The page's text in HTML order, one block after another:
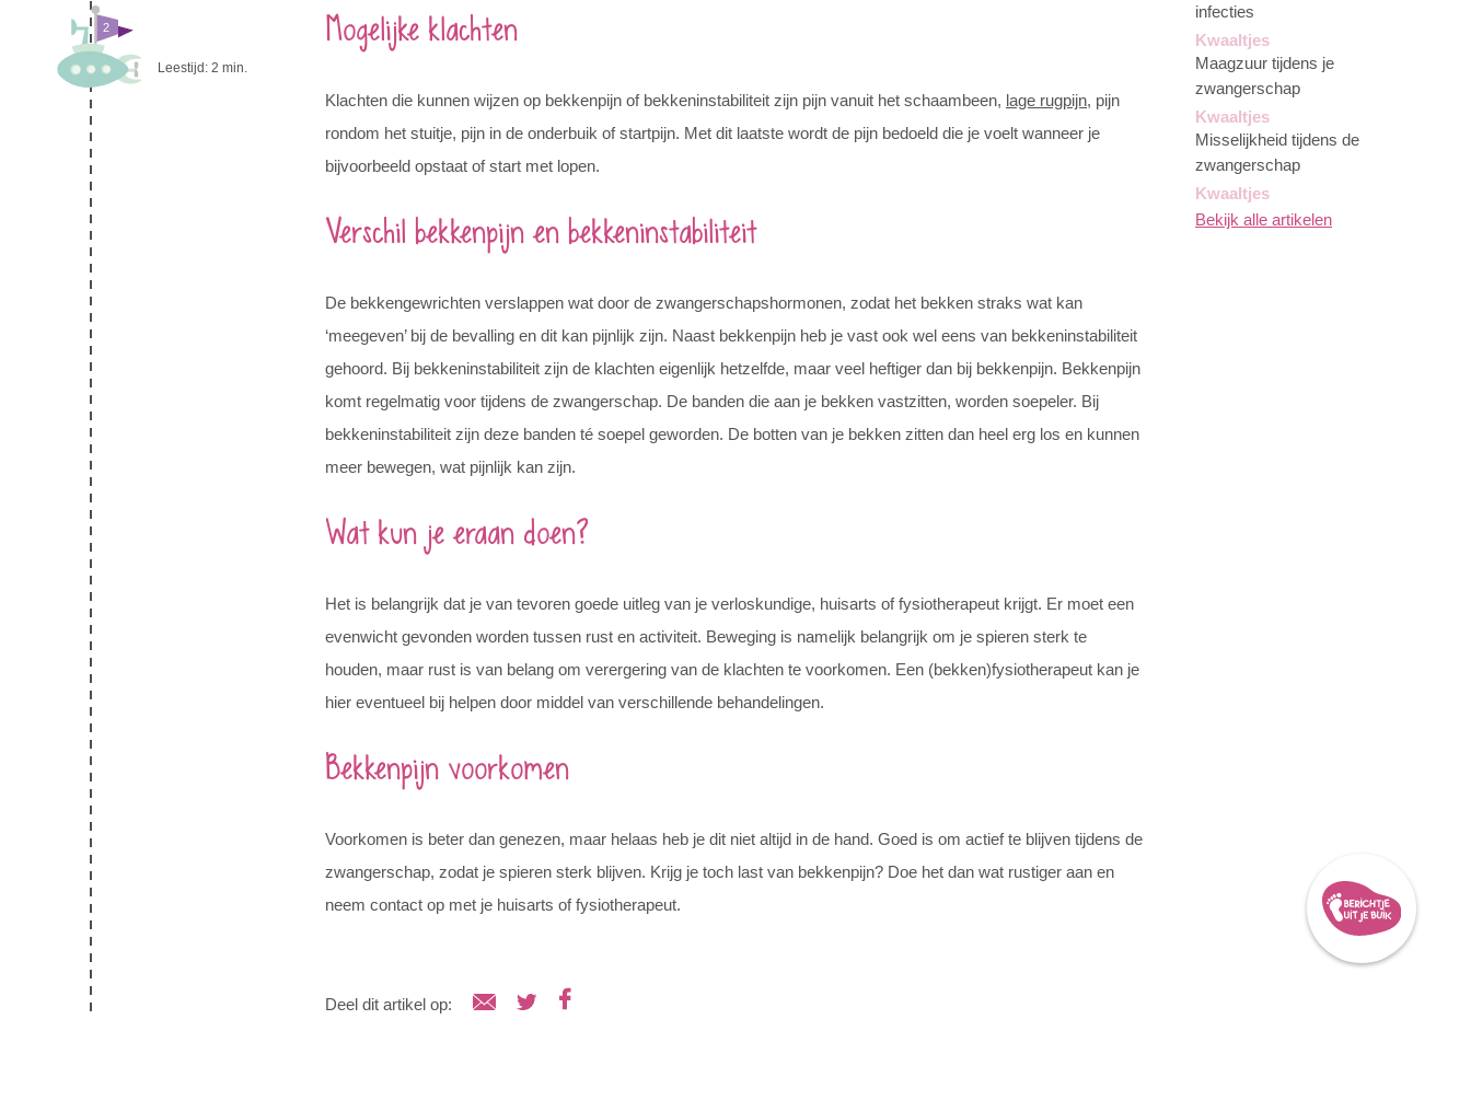
infecties
Kwaaltjes
Maagzuur tijdens je
zwangerschap
Kwaaltjes
Misselijkheid tijdens de
zwangerschap
Kwaaltjes
Bekijk alle artikelen
Mogelijke klachten
Klachten die kunnen wijzen op bekkenpijn of bekkeninstabiliteit zijn pijn vanuit het schaambeen, lage rugpijn, pijn
rondom het stuitje, pijn in de onderbuik of startpijn. Met dit laatste wordt de pijn bedoeld die je voelt wanneer je
bijvoorbeeld opstaat of start met lopen.
Verschil bekkenpijn en bekkeninstabiliteit
De bekkengewrichten verslappen wat door de zwangerschapshormonen, zodat het bekken straks wat kan
‘meegeven’ bij de bevalling en dit kan pijnlijk zijn. Naast bekkenpijn heb je vast ook wel eens van bekkeninstabiliteit
gehoord. Bij bekkeninstabiliteit zijn de klachten eigenlijk hetzelfde, maar veel heftiger dan bij bekkenpijn. Bekkenpijn
komt regelmatig voor tijdens de zwangerschap. De banden die aan je bekken vastzitten, worden soepeler. Bij
bekkeninstabiliteit zijn deze banden té soepel geworden. De botten van je bekken zitten dan heel erg los en kunnen
meer bewegen, wat pijnlijk kan zijn.
Wat kun je eraan doen?
Het is belangrijk dat je van tevoren goede uitleg van je verloskundige, huisarts of fysiotherapeut krijgt. Er moet een
evenwicht gevonden worden tussen rust en activiteit. Beweging is namelijk belangrijk om je spieren sterk te
houden, maar rust is van belang om verergering van de klachten te voorkomen. Een (bekken)fysiotherapeut kan je
hier eventueel bij helpen door middel van verschillende behandelingen.
Bekkenpijn voorkomen
Voorkomen is beter dan genezen, maar helaas heb je dit niet altijd in de hand. Goed is om actief te blijven tijdens de
zwangerschap, zodat je spieren sterk blijven. Krijg je toch last van bekkenpijn? Doe het dan wat rustiger aan en
neem contact op met je huisarts of fysiotherapeut.
2
Leestijd:2 min.
Deel dit artikel op: